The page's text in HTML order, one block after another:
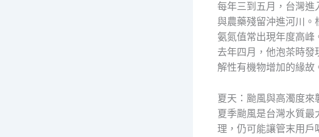
每年三到五月，台灣進
與農藥殘留沖進河川。
氨氮值常出現年度高
去年四月，他泡茶時
解性有機物增加的緣故
夏天：颱風與高濁度來
夏季颱風是台灣水質
理，仍可能讓管末用戶